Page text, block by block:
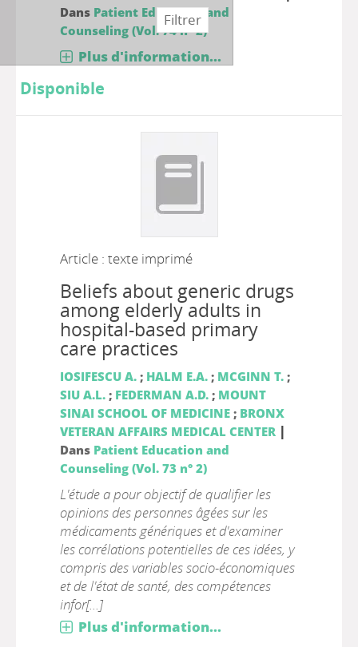
Dans Patient Education and
Counseling (Vol. 74 n° 2)
Plus d'information...
Disponible
Article : texte imprimé
Beliefs about generic drugs
among elderly adults in
hospital-based primary
care practices
IOSIFESCU A.; HALM E.A.; MCGINN T.;
SIU A.L.; FEDERMAN A.D.; MOUNT
SINAI SCHOOL OF MEDICINE; BRONX
VETERAN AFFAIRS MEDICAL CENTER |
Dans Patient Education and
Counseling (Vol. 73 n° 2)
L'étude a pour objectif de qualifier les
opinions des personnes âgées sur les
médicaments génériques et d'examiner
les corrélations potentielles de ces idées, y
compris des variables socio-économiques
et de l'état de santé, des compétences
infor[...]
Plus d'information...